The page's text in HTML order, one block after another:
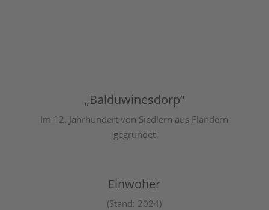
„Balduwinesdorp“
Im 12. Jahrhundert von Siedlern aus Flandern
gegründet
Einwoher
(Stand: 2024)